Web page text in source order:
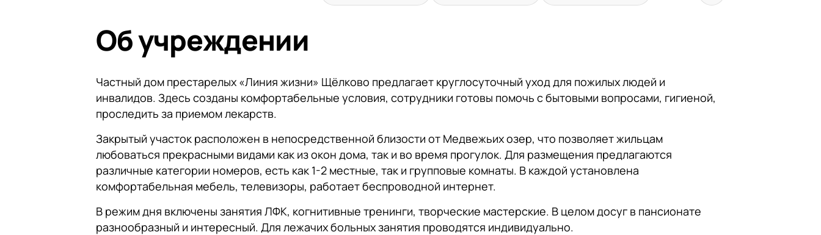
Об учреждении
Частный дом престарелых «Линия жизни» Щёлково предлагает круглосуточный уход для пожилых людей и
инвалидов. Здесь созданы комфортабельные условия, сотрудники готовы помочь с бытовыми вопросами, гигиеной,
проследить за приемом лекарств.
Закрытый участок расположен в непосредственной близости от Медвежьих озер, что позволяет жильцам
любоваться прекрасными видами как из окон дома, так и во время прогулок. Для размещения предлагаются
различные категории номеров, есть как 1-2 местные, так и групповые комнаты. В каждой установлена
комфортабельная мебель, телевизоры, работает беспроводной интернет.
В режим дня включены занятия ЛФК, когнитивные тренинги, творческие мастерские. В целом досуг в пансионате
разнообразный и интересный. Для лежачих больных занятия проводятся индивидуально.